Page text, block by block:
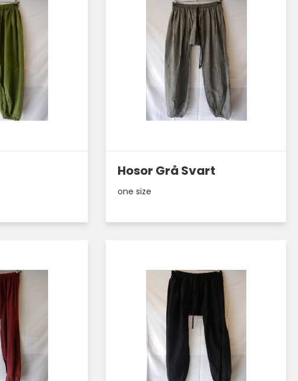
Hosor Grå Svart
one size